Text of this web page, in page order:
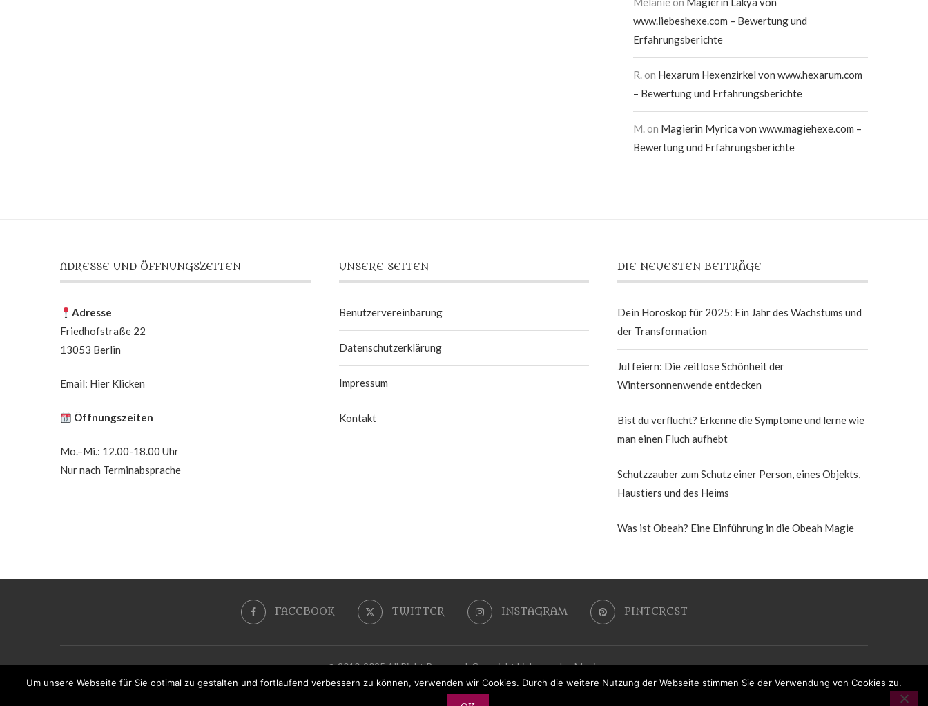
www.liebeshexe.com – Bewertung und
Erfahrungsberichte
R.on Hexarum Hexenzirkel von www.hexarum.com
– Bewertung und Erfahrungsberichte
M.on Magierin Myrica von www.magiehexe.com –
Bewertung und Erfahrungsberichte
ADRESSE UND ÖFFNUNGSZEITEN
Adresse
Friedhofstraße 22
13053 Berlin
Email: Hier Klicken
Öffnungszeiten
Mo.–Mi.: 12.00-18.00 Uhr
Nur nach Terminabsprache
UNSERE SEITEN
Benutzervereinbarung
Datenschutzerklärung
Impressum
Kontakt
DIE NEUESTEN BEITRÄGE
Dein Horoskop für 2025: Ein Jahr des Wachstums und
der Transformation
Jul feiern: Die zeitlose Schönheit der
Wintersonnenwende entdecken
Bist du verflucht? Erkenne die Symptome und lerne wie
man einen Fluch aufhebt
Schutzzauber zum Schutz einer Person, eines Objekts,
Haustiers und des Heims
Was ist Obeah? Eine Einführung in die Obeah Magie
FACEBOOK TWITTER INSTAGRAM PINTEREST
@ 2010-2025 All Right Reserved. Copyright LiebeszauberMagie
Um unsere Webseite für Sie optimal zu gestalten und fortlaufend verbessern zu können, verwenden wir Cookies. Durch die weitere Nutzung der Webseite stimmen Sie der Verwendung von Cookies zu.